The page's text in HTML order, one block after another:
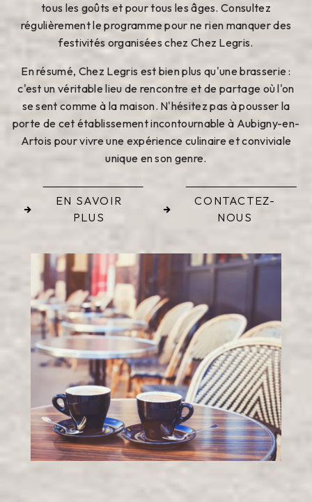
tous les goûts et pour tous les âges. Consultez
régulièrement le programme pour ne rien manquer des
festivités organisées chez Chez Legris.
En résumé, Chez Legris est bien plus qu'une brasserie :
c'est un véritable lieu de rencontre et de partage où l'on
se sent comme à la maison. N'hésitez pas à pousser la
porte de cet établissement incontournable à Aubigny-en-
Artois pour vivre une expérience culinaire et conviviale
unique en son genre.
EN SAVOIR
PLUS
CONTACTEZ-
NOUS